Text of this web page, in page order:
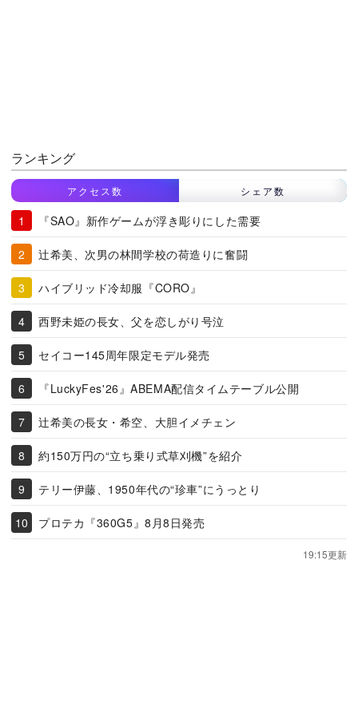
ランキング
アクセス数 シェア数
『SAO』新作ゲームが浮き彫りにした需要
辻希美、次男の林間学校の荷造りに奮闘
ハイブリッド冷却服『CORO』
西野未姫の長女、父を恋しがり号泣
セイコー145周年限定モデル発売
『LuckyFes'26』ABEMA配信タイムテーブル公開
辻希美の長女・希空、大胆イメチェン
約150万円の“立ち乗り式草刈機”を紹介
テリー伊藤、1950年代の“珍車”にうっとり
プロテカ『360G5』8月8日発売
19:15更新